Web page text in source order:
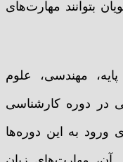
بتوانند مهارت‌های
مهندسی، علوم
در دوره کارشناسی
ورود به این دوره‌ها